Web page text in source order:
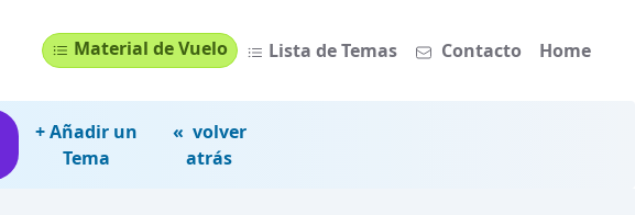
Material de Vuelo Lista de Temas Contacto Home
+ Añadir un
Tema
« volver
atrás